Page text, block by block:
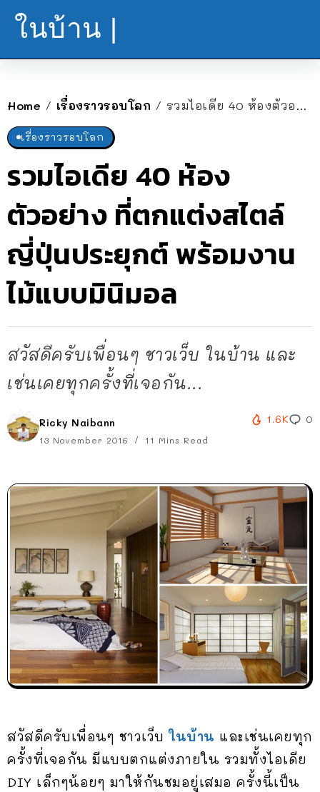
ในบ้าน |
Home / เรื่องราวรอบโลก / รวมไอเดีย 40 ห้องตัวอย่าง ที่ตกแต่งสไตล์ญี่ปุ่นประยุกต์ พร้อมงานไม้แบบมินิมอล
เรื่องราวรอบโลก
รวมไอเดีย 40 ห้อง
ตัวอย่าง ที่ตกแต่งสไตล์
ญี่ปุ่นประยุกต์ พร้อมงาน
ไม้แบบมินิมอล
สวัสดีครับเพื่อนๆ ชาวเว็บ ในบ้าน และ
เช่นเคยทุกครั้งที่เจอกัน...
Ricky Naibann
13 November 2016 11 Mins Read
1.6K 0
สวัสดีครับเพื่อนๆ ชาวเว็บในบ้าน และเช่นเคยทุก
ครั้งที่เจอกัน มีแบบตกแต่งภายใน รวมทั้งไอเดีย
DIY เล็กๆน้อยๆ มาให้กันชมอยู่เสมอ ครั้งนี้เป็น